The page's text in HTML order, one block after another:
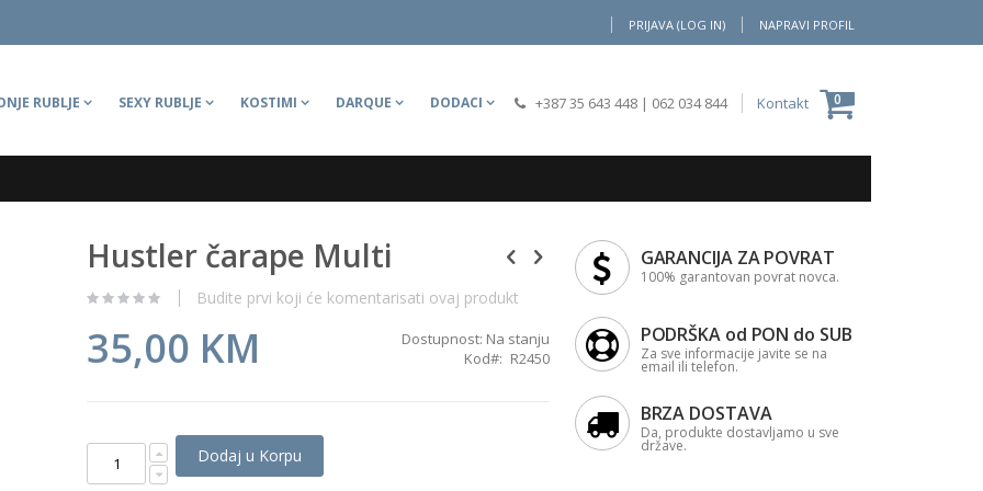
PRIJAVA (LOG IN) NAPRAVI PROFIL
Moja Korpa
0
+387 35 643 448 | 062 034 844 Kontakt
RUBLJE SEXY RUBLJE KOSTIMI DARQUE DODACI
Hustler čarape Multi
Budite prvi koji će komentarisati ovaj produkt
35,00 KM Dostupnost: Na stanju
Kod
R2450
Dodaj u Korpu
GARANCIJA ZA POVRAT
100% garantovan povrat novca.
PODRŠKA od PON do SUB
Za sve informacije javite se na
email ili telefon.
BRZA DOSTAVA
Da, produkte dostavljamo u sve
države.